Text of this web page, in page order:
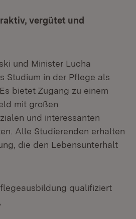
vergütet und
und Minister Lucha
Studium in der Pflege als
bietet Zugang zu einem
mit großen
und interessanten
Alle Studierenden erhalten
die den Lebensunterhalt
qualifiziert